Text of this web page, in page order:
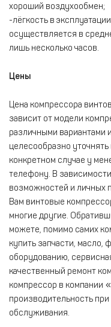
хороший воздухообмен;
-лёгкость в
осуществляется в
лишь несколько часов.
Цены
Цена компрессора
зависит от модели
различными вариантами
целесообразно
конкретном случае у
телефону. В
возможностей и личных
Вам винтовые
многие другие.
можете, помимо самих
купить запчасти, масло,
оборудованию,
качественный ремонт
компрессор в компании
производительность
обслуживания.